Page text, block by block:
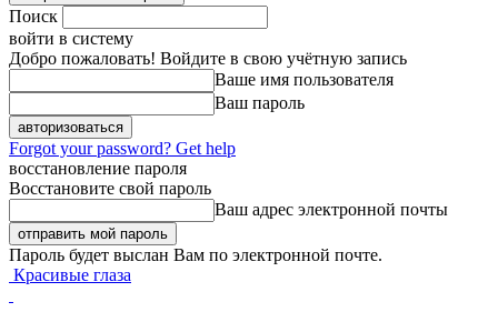
Поиск
войти в систему
Добро пожаловать! Войдите в свою учётную запись
Ваше имя пользователя
Ваш пароль
Forgot your password? Get help
восстановление пароля
Восстановите свой пароль
Ваш адрес электронной почты
Пароль будет выслан Вам по электронной почте.
Красивые глаза